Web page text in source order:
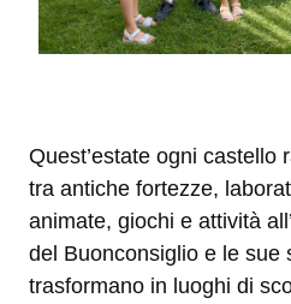
Quest’estate ogni
tra antiche fortezze,
animate, giochi e attività
del Buonconsiglio e le sue
trasformano in luoghi di